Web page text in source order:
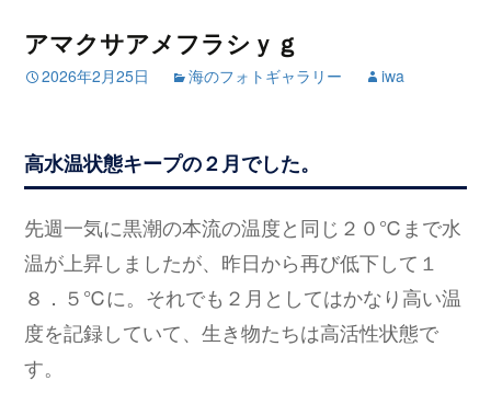
アマクサアメフラシｙｇ
2026年2月25日 海のフォトギャラリー iwa
高水温状態キープの２月でした。
先週一気に黒潮の本流の温度と同じ２０℃まで水
温が上昇しましたが、昨日から再び低下して１
８．５℃に。それでも２月としてはかなり高い温
度を記録していて、生き物たちは高活性状態で
す。